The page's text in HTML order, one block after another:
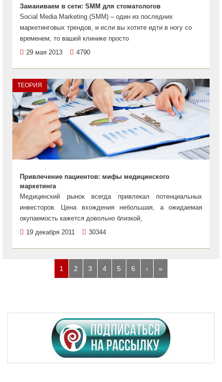
Заманиваем в сети: SMM для стоматологов
Social Media Marketing (SMM) – один из последних
маркетинговых трендов, и если вы хотите идти в ногу со
временем, то вашей клинике просто
29 мая 2013
4790
ТЕОРИЯ
Привлечение пациентов: мифы медицинского
маркетинга
Медицинский рынок всегда привлекал потенциальных
инвесторов. Цена вхождения небольшая, а ожидаемая
окупаемость кажется довольно близкой,
19 декабря 2011
30344
1 2 3 4 5 6 › »